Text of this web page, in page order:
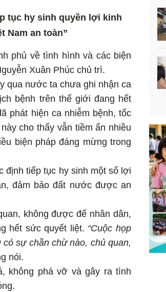
tục hy sinh quyền lợi kinh
Nam an toàn”
phủ về tình hình và các biện
Xuân Phúc chủ trì.
qua nước ta chưa ghi nhận ca
bệnh trên thế giới đang hết
phát hiện ca nhiễm bệnh, tốc
cho thấy vẫn tiềm ẩn nhiều
biện pháp đáng mừng trong
định tiếp tục hy sinh một số lợi
đảm bảo đất nước được an
không được để nhân dân,
hết sức quyết liệt. “Cuộc họp
sự chần chừ nào, chủ quan,
nói.
không phá vỡ và gây ra tình